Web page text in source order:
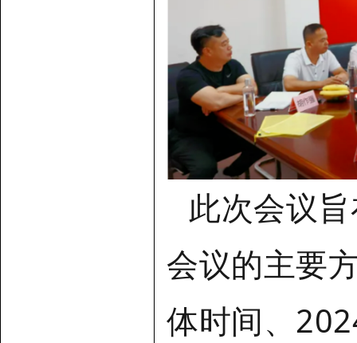
此次会议
会议的主要
体时间、